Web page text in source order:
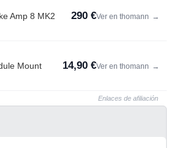
Amp 8 MK2 290 €Ver en thomann →
Mount 14,90 €Ver en thomann →
Enlaces de afiliación